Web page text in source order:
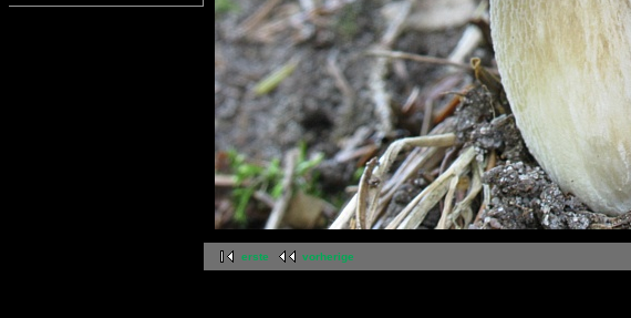
erste vorherige